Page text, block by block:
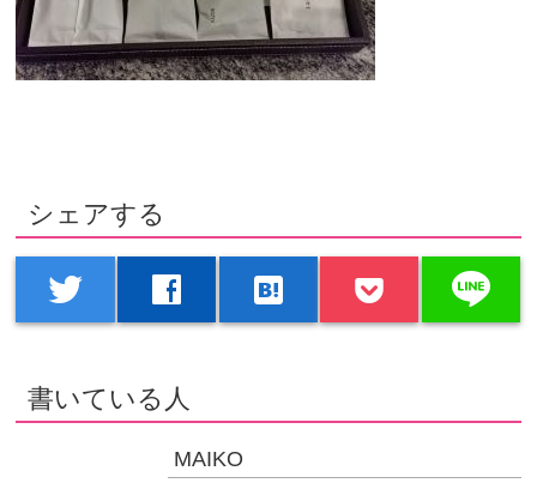
シェアする
twitter facebook hatenabookmark line
書いている人
MAIKO